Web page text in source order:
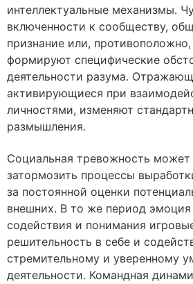
интеллектуальные механизмы.
включенности к сообществу,
признание или,
формируют специфические
деятельности разума.
активирующиеся при
личностями, изменяют
размышления.
Социальная тревожность может
затормозить процессы
за постоянной оценки
внешних. В то же период
содействия и понимания
решительность в себе и
стремительному и уверенному
деятельности. Командная